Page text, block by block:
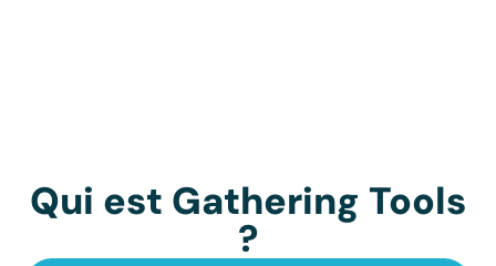
Qui est Gathering Tools
?